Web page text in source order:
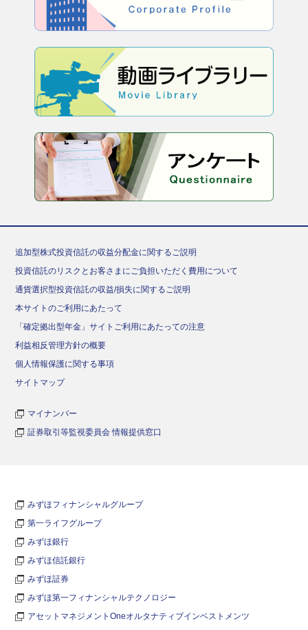
追加型株式投資信託の収益分配金に関するご説明
投資信託のリスクとお客さまにご負担いただく費用について
通貨選択型投資信託の収益/損失に関するご説明
本サイトのご利用にあたって
「確定拠出型年金」サイトご利用にあたっての注意
利益相反管理方針の概要
個人情報保護に関する事項
サイトマップ
マイナンバー
証券取引等監視委員会 情報提供窓口
みずほフィナンシャルグループ
第一ライフグループ
みずほ銀行
みずほ信託銀行
みずほ証券
みずほ第一フィナンシャルテクノロジー
アセットマネジメントOneオルタナティブインベストメンツ